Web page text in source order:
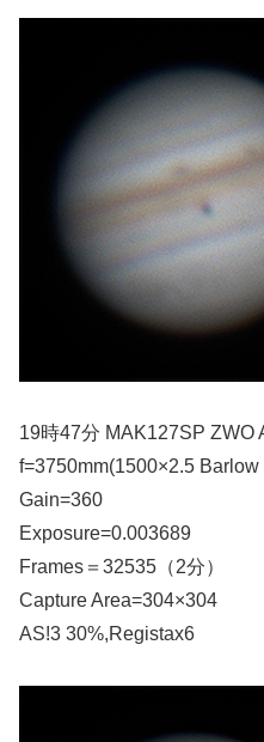
19時47分 MAK127SP ZWO
f=3750mm(1500×2.5 Barlow
Gain=360
Exposure=0.003689
Frames＝32535（2分）
Capture Area=304×304
AS!3 30%,Registax6